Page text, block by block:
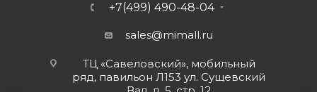
+7(499) 490-48-04
sales@mimall.ru
ТЦ «Савеловский», мобильный
ряд, павильон Л153 ул. Сущевский